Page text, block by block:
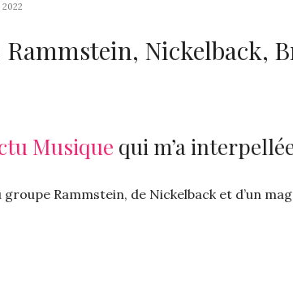
Nickelback,
Musique qui m’a
Rammstein, de Nickelback et d’un